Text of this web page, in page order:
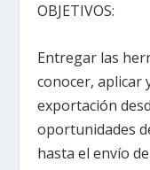
OBJETIVOS:
Entregar las
conocer, aplicar
exportación
oportunidades
hasta el envío